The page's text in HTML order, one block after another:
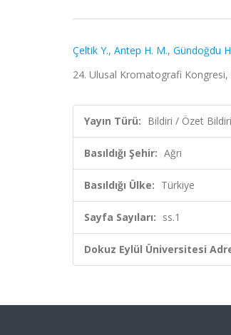
Çeltik Y., Antep H. M., Gündoğdu
24. Ulusal Kromatografi Kongresi,
Yayın Türü: Bildiri / Özet Bildiri
Basıldığı Şehir: Ağrı
Basıldığı Ülke: Türkiye
Sayfa Sayıları: ss.1
Dokuz Eylül Üniversitesi